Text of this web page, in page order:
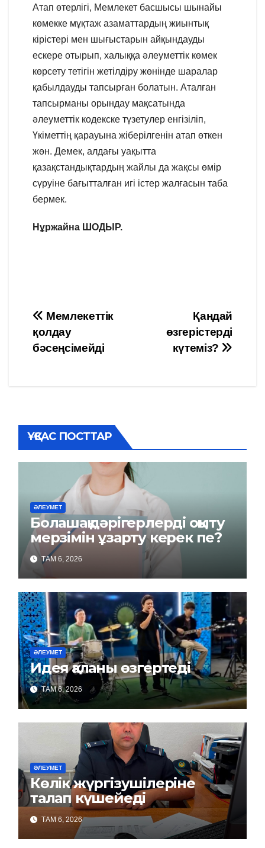
Атап өтерлігі, Мемлекет басшысы шынайы
көмекке мұқтаж азаматтардың жиынтық
кірістері мен шығыстарын айқындауды
ескере отырып, халыққа әлеуметтік көмек
көрсету тетігін жетілдіру жөнінде шаралар
қабылдауды тапсырған болатын. Аталған
тапсырманы орындау мақсатында
әлеуметтік кодекске түзетулер енгізіліп,
Үкіметтің қарауына жіберілгенін атап өткен
жөн. Демек, алдағы уақытта
қазақстандықтардың жайлы да жақсы өмір
сүруіне бағытталған игі істер жалғасын таба
бермек.
Нұржайна ШОДЫР.
Навигация
по
Қандай
өзгерістерді
күтеміз?
Мемлекеттік
қолдау
бәсеңсімейді
ҰҚСАС ПОСТТАР
ӘЛЕУМЕТ
Болашақ дәрігерлерді оқыту
мерзімін ұзарту керек пе?
ТАМ 6, 2026
ӘЛЕУМЕТ
Идея қаланы өзгертеді
ТАМ 6, 2026
ӘЛЕУМЕТ
Көлік жүргізушілеріне
талап күшейеді
ТАМ 6, 2026